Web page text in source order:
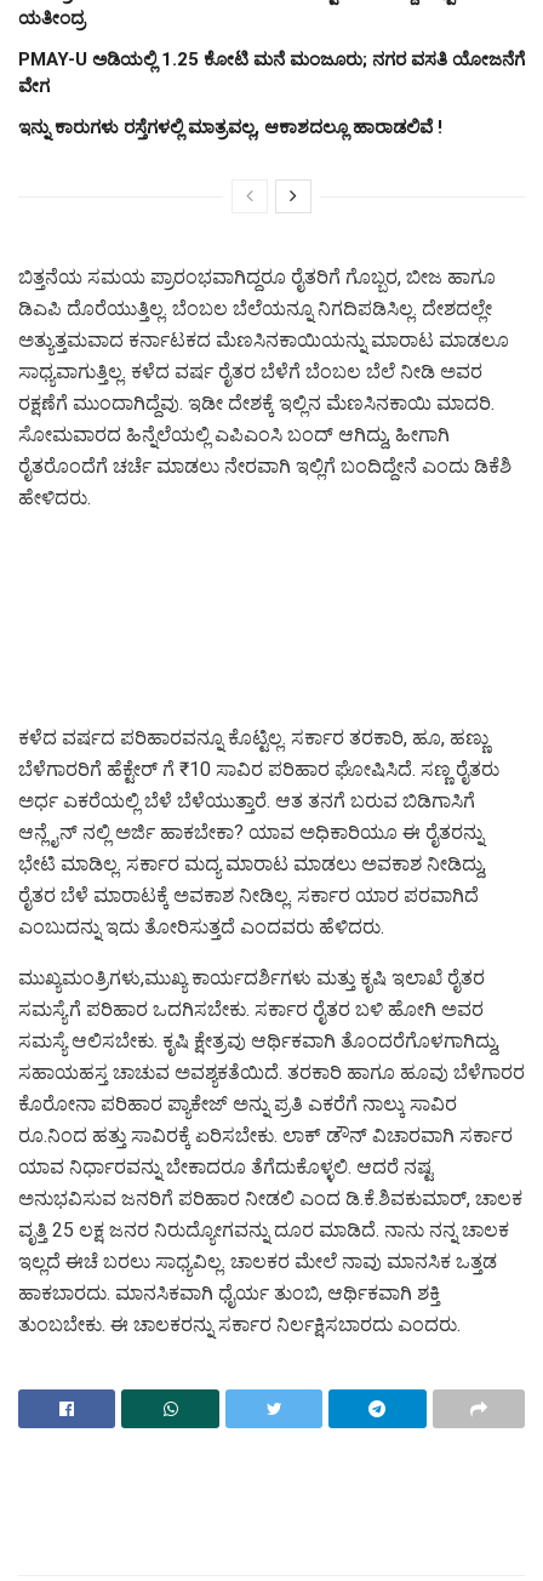
ಯತೀಂದ್ರ
PMAY-U ಅಡಿಯಲ್ಲಿ 1.25 ಕೋಟಿ ಮನೆ ಮಂಜೂರು; ನಗರ ವಸತಿ ಯೋಜನೆಗೆ
ವೇಗ
ಇನ್ನು ಕಾರುಗಳು ರಸ್ತೆಗಳಲ್ಲಿ ಮಾತ್ರವಲ್ಲ, ಆಕಾಶದಲ್ಲೂ ಹಾರಾಡಲಿವೆ !
ಬಿತ್ತನೆಯ ಸಮಯ ಪ್ರಾರಂಭವಾಗಿದ್ದರೂ ರೈತರಿಗೆ ಗೊಬ್ಬರ, ಬೀಜ ಹಾಗೂ
ಡಿಎಪಿ ದೊರೆಯುತ್ತಿಲ್ಲ. ಬೆಂಬಲ ಬೆಲೆಯನ್ನೂ ನಿಗದಿಪಡಿಸಿಲ್ಲ. ದೇಶದಲ್ಲೇ
ಅತ್ಯುತ್ತಮವಾದ ಕರ್ನಾಟಕದ ಮೆಣಸಿನಕಾಯಿಯನ್ನು ಮಾರಾಟ ಮಾಡಲೂ
ಸಾಧ್ಯವಾಗುತ್ತಿಲ್ಲ. ಕಳೆದ ವರ್ಷ ರೈತರ ಬೆಳೆಗೆ ಬೆಂಬಲ ಬೆಲೆ ನೀಡಿ ಅವರ
ರಕ್ಷಣೆಗೆ ಮುಂದಾಗಿದ್ದೆವು. ಇಡೀ ದೇಶಕ್ಕೆ ಇಲ್ಲಿನ ಮೆಣಸಿನಕಾಯಿ ಮಾದರಿ.
ಸೋಮವಾರದ ಹಿನ್ನೆಲೆಯಲ್ಲಿ ಎಪಿಎಂಸಿ ಬಂದ್ ಆಗಿದ್ದು, ಹೀಗಾಗಿ
ರೈತರೊಂದೆಗೆ ಚರ್ಚೆ ಮಾಡಲು ನೇರವಾಗಿ ಇಲ್ಲಿಗೆ ಬಂದಿದ್ದೇನೆ ಎಂದು ಡಿಕೆಶಿ
ಹೇಳಿದರು.
ಕಳೆದ ವರ್ಷದ ಪರಿಹಾರವನ್ನೂ ಕೊಟ್ಟಿಲ್ಲ. ಸರ್ಕಾರ ತರಕಾರಿ, ಹೂ, ಹಣ್ಣು
ಬೆಳೆಗಾರರಿಗೆ ಹೆಕ್ಟೇರ್ ಗೆ ₹10 ಸಾವಿರ ಪರಿಹಾರ ಘೋಷಿಸಿದೆ. ಸಣ್ಣ ರೈತರು
ಅರ್ಧ ಎಕರೆಯಲ್ಲಿ ಬೆಳೆ ಬೆಳೆಯುತ್ತಾರೆ. ಆತ ತನಗೆ ಬರುವ ಬಿಡಿಗಾಸಿಗೆ
ಆನ್ಲೈನ್ ನಲ್ಲಿ ಅರ್ಜಿ ಹಾಕಬೇಕಾ? ಯಾವ ಅಧಿಕಾರಿಯೂ ಈ ರೈತರನ್ನು
ಭೇಟಿ ಮಾಡಿಲ್ಲ. ಸರ್ಕಾರ ಮದ್ಯ ಮಾರಾಟ ಮಾಡಲು ಅವಕಾಶ ನೀಡಿದ್ದು,
ರೈತರ ಬೆಳೆ ಮಾರಾಟಕ್ಕೆ ಅವಕಾಶ ನೀಡಿಲ್ಲ. ಸರ್ಕಾರ ಯಾರ ಪರವಾಗಿದೆ
ಎಂಬುದನ್ನು ಇದು ತೋರಿಸುತ್ತದೆ ಎಂದವರು ಹೆಳಿದರು.
ಮುಖ್ಯಮಂತ್ರಿಗಳು,ಮುಖ್ಯ ಕಾರ್ಯದರ್ಶಿಗಳು ಮತ್ತು ಕೃಷಿ ಇಲಾಖೆ ರೈತರ
ಸಮಸ್ಯೆಗೆ ಪರಿಹಾರ ಒದಗಿಸಬೇಕು‌. ಸರ್ಕಾರ ರೈತರ ಬಳಿ ಹೋಗಿ ಅವರ
ಸಮಸ್ಯೆ ಆಲಿಸಬೇಕು. ಕೃಷಿ ಕ್ಷೇತ್ರವು ಆರ್ಥಿಕವಾಗಿ ತೊಂದರೆಗೊಳಗಾಗಿದ್ದು,
ಸಹಾಯಹಸ್ತ ಚಾಚುವ ಅವಶ್ಯಕತೆಯಿದೆ. ತರಕಾರಿ ಹಾಗೂ ಹೂವು ಬೆಳೆಗಾರರ
ಕೊರೋನಾ ಪರಿಹಾರ ಪ್ಯಾಕೇಜ್ ಅನ್ನು ಪ್ರತಿ ಎಕರೆಗೆ ನಾಲ್ಕು ಸಾವಿರ
ರೂ.ನಿಂದ ಹತ್ತು ಸಾವಿರಕ್ಕೆ ಏರಿಸಬೇಕು. ಲಾಕ್ ಡೌನ್ ವಿಚಾರವಾಗಿ ಸರ್ಕಾರ
ಯಾವ ನಿರ್ಧಾರವನ್ನು ಬೇಕಾದರೂ ತೆಗೆದುಕೊಳ್ಳಲಿ. ಆದರೆ ನಷ್ಟ
ಅನುಭವಿಸುವ ಜನರಿಗೆ ಪರಿಹಾರ ನೀಡಲಿ ಎಂದ ಡಿ.ಕೆ.ಶಿವಕುಮಾರ್, ಚಾಲಕ
ವೃತ್ತಿ 25 ಲಕ್ಷ ಜನರ ನಿರುದ್ಯೋಗವನ್ನು ದೂರ ಮಾಡಿದೆ. ನಾನು ನನ್ನ ಚಾಲಕ
ಇಲ್ಲದೆ ಈಚೆ ಬರಲು ಸಾಧ್ಯವಿಲ್ಲ. ಚಾಲಕರ ಮೇಲೆ ನಾವು ಮಾನಸಿಕ ಒತ್ತಡ
ಹಾಕಬಾರದು. ಮಾನಸಿಕವಾಗಿ ಧೈರ್ಯ ತುಂಬಿ, ಆರ್ಥಿಕವಾಗಿ ಶಕ್ತಿ
ತುಂಬಬೇಕು. ಈ ಚಾಲಕರನ್ನು ಸರ್ಕಾರ ನಿರ್ಲಕ್ಷಿಸಬಾರದು ಎಂದರು.